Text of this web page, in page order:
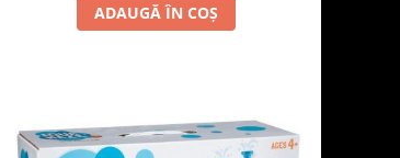
ADAUGĂ ÎN COȘ